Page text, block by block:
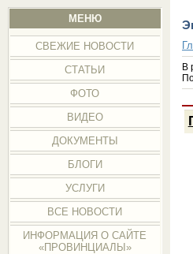
МЕНЮ
СВЕЖИЕ НОВОСТИ
СТАТЬИ
ФОТО
ВИДЕО
ДОКУМЕНТЫ
БЛОГИ
УСЛУГИ
ВСЕ НОВОСТИ
ИНФОРМАЦИЯ О САЙТЕ
«ПРОВИНЦИАЛЫ»
В